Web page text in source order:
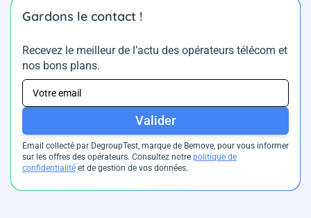
Gardons le contact !
Recevez le meilleur de l’actu des opérateurs télécom et
nos bons plans.
Valider
Email collecté par DegroupTest, marque de Bemove, pour vous informer
sur les offres des opérateurs. Consultez notre politique de
confidentialité et de gestion de vos données.